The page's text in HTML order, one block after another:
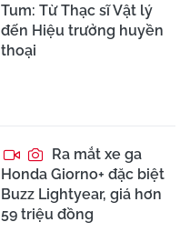
Tum: Từ Thạc sĩ Vật lý
đến Hiệu trưởng huyền
thoại
Ra mắt xe ga
Honda Giorno+ đặc biệt
Buzz Lightyear, giá hơn
59 triệu đồng